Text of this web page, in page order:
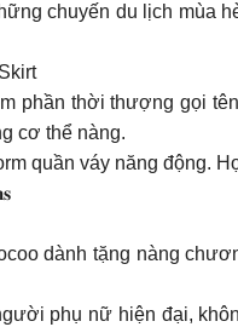
chuyến du lịch mùa
phần thời thượng gọi
cơ thể nàng.
quần váy năng động.
dành tặng nàng
phụ nữ hiện đại,